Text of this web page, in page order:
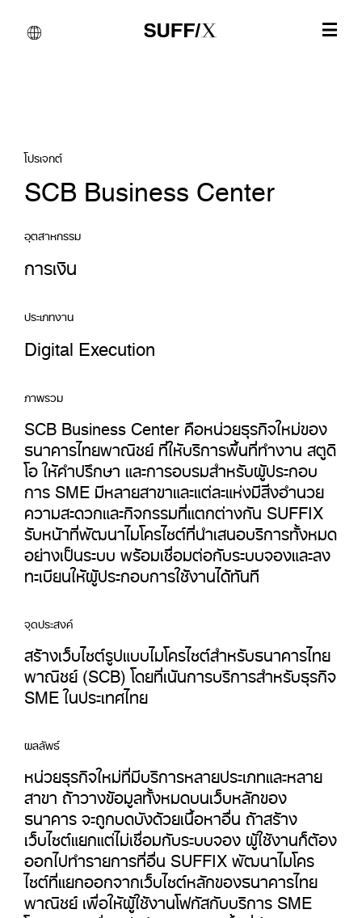
โปรเจกต์
SCB Business Center
อุตสาหกรรม
การเงิน
ประเภทงาน
Digital Execution
ภาพรวม
SCB Business Center คือหน่วยธุรกิจใหม่ของ
ธนาคารไทยพาณิชย์ ที่ให้บริการพื้นที่ทำงาน สตูดิ
โอ ให้คำปรึกษา และการอบรมสำหรับผู้ประกอบ
การ SME มีหลายสาขาและแต่ละแห่งมีสิ่งอำนวย
ความสะดวกและกิจกรรมที่แตกต่างกัน SUFFIX
รับหน้าที่พัฒนาไมโครไซต์ที่นำเสนอบริการทั้งหมด
อย่างเป็นระบบ พร้อมเชื่อมต่อกับระบบจองและลง
ทะเบียนให้ผู้ประกอบการใช้งานได้ทันที
จุดประสงค์
สร้างเว็บไซต์รูปแบบไมโครไซต์สำหรับธนาคารไทย
พาณิชย์ (SCB) โดยที่เน้นการบริการสำหรับธุรกิจ
SME ในประเทศไทย
ผลลัพธ์
หน่วยธุรกิจใหม่ที่มีบริการหลายประเภทและหลาย
สาขา ถ้าวางข้อมูลทั้งหมดบนเว็บหลักของ
ธนาคาร จะถูกบดบังด้วยเนื้อหาอื่น ถ้าสร้าง
เว็บไซต์แยกแต่ไม่เชื่อมกับระบบจอง ผู้ใช้งานก็ต้อง
ออกไปทำรายการที่อื่น SUFFIX พัฒนาไมโคร
ไซต์ที่แยกออกจากเว็บไซต์หลักของธนาคารไทย
พาณิชย์ เพื่อให้ผู้ใช้งานโฟกัสกับบริการ SME